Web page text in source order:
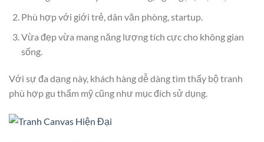
Phù hợp với giới trẻ, dân văn phòng, startup.
Vừa đẹp vừa mang năng lượng tích cực cho không gian
sống.
Với sự đa dạng này, khách hàng dễ dàng tìm thấy bộ tranh
phù hợp gu thẩm mỹ cũng như mục đích sử dụng.